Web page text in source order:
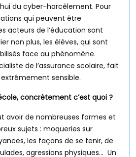
du cyber-harcèlement. Pour
qui peuvent être
acteurs de l’éducation sont
non plus, les élèves, qui sont
face au phénomène.
de l’assurance scolaire, fait
sensible.
concrètement c’est quoi ?
avoir de nombreuses formes et
sujets : moqueries sur
les façons de se tenir, de
agressions physiques… Un